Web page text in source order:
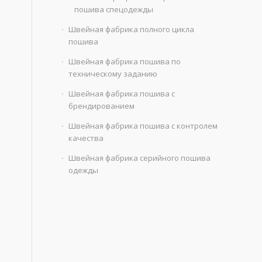
пошива спецодежды
Швейная фабрика полного цикла
пошива
Швейная фабрика пошива по
техническому заданию
Швейная фабрика пошива с
брендированием
Швейная фабрика пошива с контролем
качества
Швейная фабрика серийного пошива
одежды